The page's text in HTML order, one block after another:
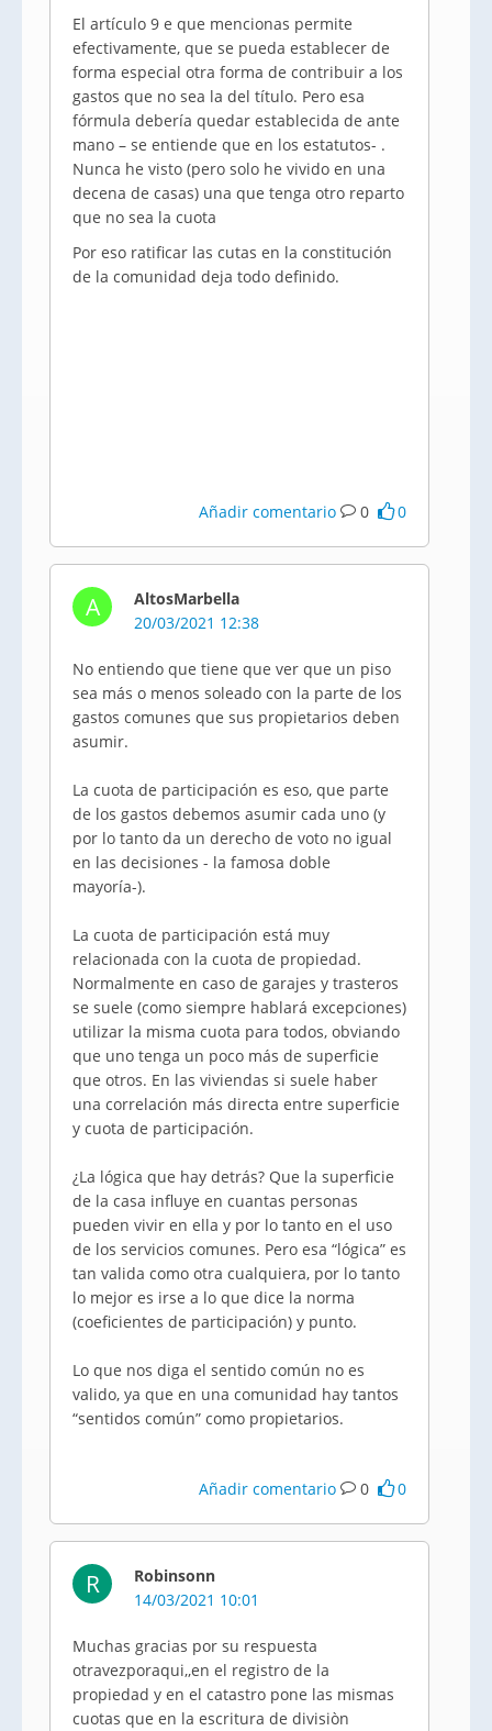
El artículo 9 e que mencionas permite
efectivamente, que se pueda establecer de
forma especial otra forma de contribuir a los
gastos que no sea la del título. Pero esa
fórmula debería quedar establecida de ante
mano – se entiende que en los estatutos- .
Nunca he visto (pero solo he vivido en una
decena de casas) una que tenga otro reparto
que no sea la cuota
Por eso ratificar las cutas en la constitución
de la comunidad deja todo definido.
Añadir comentario 0 0
A
AltosMarbella
20/03/2021 12:38
No entiendo que tiene que ver que un piso
sea más o menos soleado con la parte de los
gastos comunes que sus propietarios deben
asumir.
La cuota de participación es eso, que parte
de los gastos debemos asumir cada uno (y
por lo tanto da un derecho de voto no igual
en las decisiones - la famosa doble
mayoría-).
La cuota de participación está muy
relacionada con la cuota de propiedad.
Normalmente en caso de garajes y trasteros
se suele (como siempre hablará excepciones)
utilizar la misma cuota para todos, obviando
que uno tenga un poco más de superficie
que otros. En las viviendas si suele haber
una correlación más directa entre superficie
y cuota de participación.
¿La lógica que hay detrás? Que la superficie
de la casa influye en cuantas personas
pueden vivir en ella y por lo tanto en el uso
de los servicios comunes. Pero esa “lógica” es
tan valida como otra cualquiera, por lo tanto
lo mejor es irse a lo que dice la norma
(coeficientes de participación) y punto.
Lo que nos diga el sentido común no es
valido, ya que en una comunidad hay tantos
“sentidos común” como propietarios.
Añadir comentario 0 0
R
Robinsonn
14/03/2021 10:01
Muchas gracias por su respuesta
otravezporaqui,,en el registro de la
propiedad y en el catastro pone las mismas
cuotas que en la escritura de divisiòn